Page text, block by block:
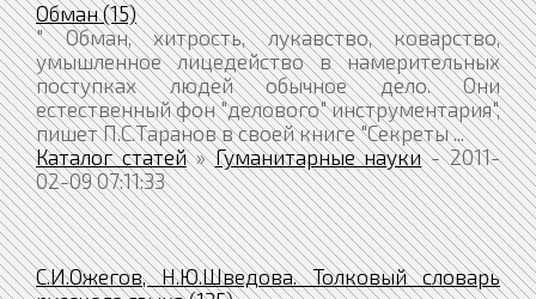
Обман (15)
" Обман, хитрость, лукавство, коварство,
умышленное лицедейство в намерительных
поступках людей обычное дело. Они
естественный фон "делового" инструментария",
пишет П.С.Таранов в своей книге "Сек­реты ...
Каталог статей»Гуманитарные науки- 2011-
02-09 07:11:33
С.И.Ожегов, Н.Ю.Шведова. Толковый словарь